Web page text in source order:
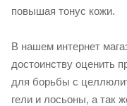
повышая тонус кожи.
В нашем интернет
достоинству оценить
для борьбы с
гели и лосьоны, а так